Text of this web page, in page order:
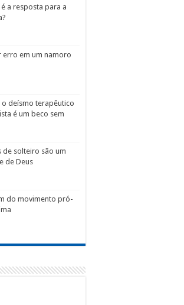
a resposta para a
erro em um namoro
o deísmo terapêutico
é um beco sem
de solteiro são um
de Deus
do movimento pró-